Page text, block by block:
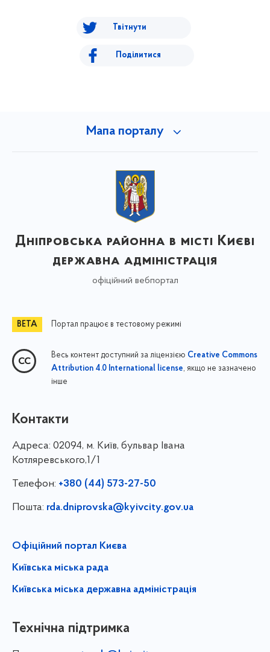
Твітнути
Поділитися
Мапа порталу
Дніпровська районна в місті Києві
державна адміністрація
офіційний вебпортал
Портал працює в тестовому режимі
Весь контент доступний за ліцензією Creative Commons
Attribution 4.0 International license, якщо не зазначено
інше
Контакти
Адреса: 02094, м. Київ, бульвар Івана
Котляревського,1/1
Телефон: +380 (44) 573-27-50
Пошта: rda.dniprovska@kyivcity.gov.ua
Офіційний портал Києва
Київська міська рада
Київська міська державна адміністрація
Технічна підтримка